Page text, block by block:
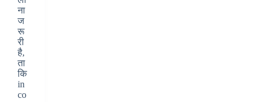
ना
ज
रू
री
है,
ता
कि
in
co